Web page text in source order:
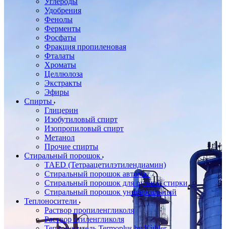
Удобрения
Фенолы
Ферменты
Фосфаты
Фракция пропиленовая
Фталаты
Хроматы
Целлюлоза
Экстракты
Эфиры
Спирты
Глицерин
Изобутиловый спирт
Изопропиловый спирт
Метанол
Прочие спирты
Стиральный порошок
TAED (Тетраацетилэтилендиамин)
Стиральный порошок автомат
Стиральный порошок для ручной стирки
Стиральный порошок универсальный
Теплоносители
Раствор пропиленгликоля
Раствор этиленгликоля